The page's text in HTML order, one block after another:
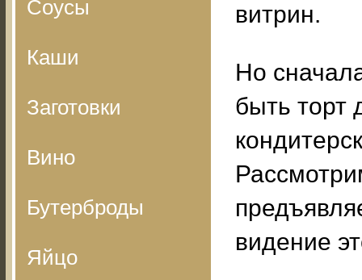
Соусы
Каши
Заготовки
Вино
Бутерброды
Яйцо
витрин.
Но
быть торт
видение